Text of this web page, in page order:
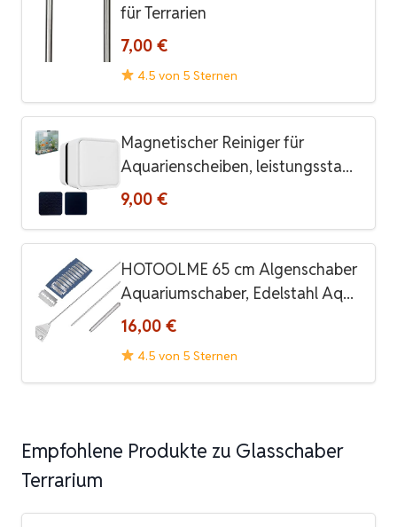
für Terrarien
7,00 €
4.5 von 5 Sternen
Magnetischer Reiniger für
Aquarienscheiben, leistungssta...
9,00 €
HOTOOLME 65 cm Algenschaber
Aquariumschaber, Edelstahl Aq...
16,00 €
4.5 von 5 Sternen
Empfohlene Produkte zu Glasschaber
Terrarium